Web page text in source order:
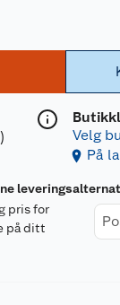
Velg
På
pris for
på ditt